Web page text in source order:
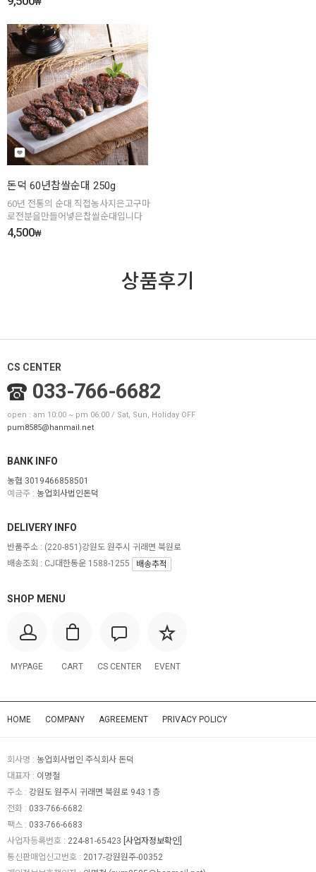
돈덕 60년찹쌀순대 250g
60년 전통의 순대.직접농사지은고구마
로전분을만들어넣은찹쌀순대입니다
4,500₩
상품후기
CS CENTER
033-766-6682
open : am 10:00 ~ pm 06:00 / Sat, Sun, Holiday OFF
pum8585@hanmail.net
BANK INFO
농협 3019466858501
예금주 : 농업회사법인돈덕
SHOP MENU
MYPAGE CART CS CENTER EVENT
DELIVERY INFO
반품주소 : (220-851)강원도 원주시 귀래면 북원로
배송조회 : CJ대한통운 1588-1255
배송추적
HOME COMPANY AGREEMENT PRIVACY POLICY
회사명 : 농업회사법인 주식회사 돈덕
대표자 : 이명철
주소 : 강원도 원주시 귀래면 북원로 943 1층
전화 : 033-766-6682
팩스 : 033-766-6683
사업자등록번호 : 224-81-65423 [사업자정보확인]
통신판매업신고번호 : 2017-강원원주-00352